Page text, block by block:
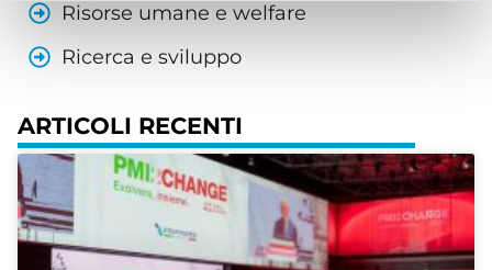
Risorse umane e welfare
Ricerca e sviluppo
ARTICOLI RECENTI